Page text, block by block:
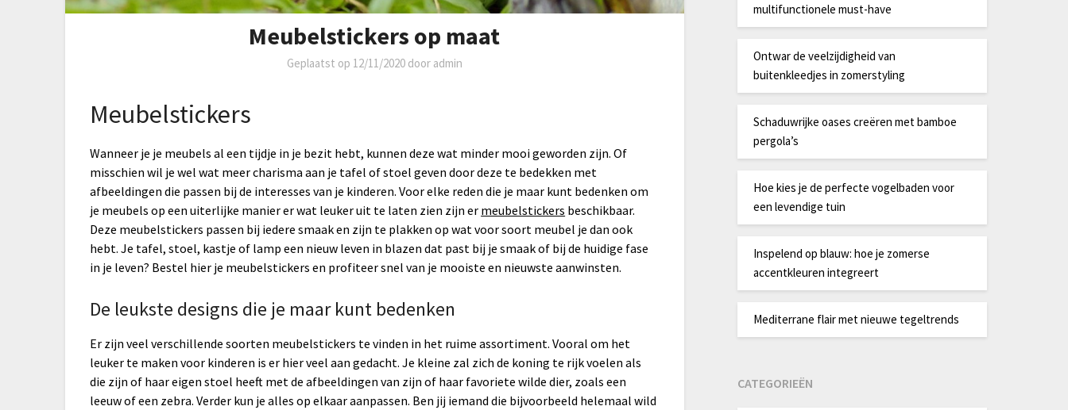
Meubelstickers op maat
Geplaatst op 12/11/2020door admin
Meubelstickers
Wanneer je je meubels al een tijdje in je bezit hebt, kunnen deze wat minder mooi geworden zijn. Of
misschien wil je wel wat meer charisma aan je tafel of stoel geven door deze te bedekken met
afbeeldingen die passen bij de interesses van je kinderen. Voor elke reden die je maar kunt bedenken om
je meubels op een uiterlijke manier er wat leuker uit te laten zien zijn er meubelstickers beschikbaar.
Deze meubelstickers passen bij iedere smaak en zijn te plakken op wat voor soort meubel je dan ook
hebt. Je tafel, stoel, kastje of lamp een nieuw leven in blazen dat past bij je smaak of bij de huidige fase
in je leven? Bestel hier je meubelstickers en profiteer snel van je mooiste en nieuwste aanwinsten.
De leukste designs die je maar kunt bedenken
Er zijn veel verschillende soorten meubelstickers te vinden in het ruime assortiment. Vooral om het
leuker te maken voor kinderen is er hier veel aan gedacht. Je kleine zal zich de koning te rijk voelen als
die zijn of haar eigen stoel heeft met de afbeeldingen van zijn of haar favoriete wilde dier, zoals een
leeuw of een zebra. Verder kun je alles op elkaar aanpassen. Ben jij iemand die bijvoorbeeld helemaal wild
multifunctionele must-have
Ontwar de veelzijdigheid van
buitenkleedjes in zomerstyling
Schaduwrijke oases creëren met bamboe
pergola’s
Hoe kies je de perfecte vogelbaden voor
een levendige tuin
Inspelend op blauw: hoe je zomerse
accentkleuren integreert
Mediterrane flair met nieuwe tegeltrends
CATEGORIEËN